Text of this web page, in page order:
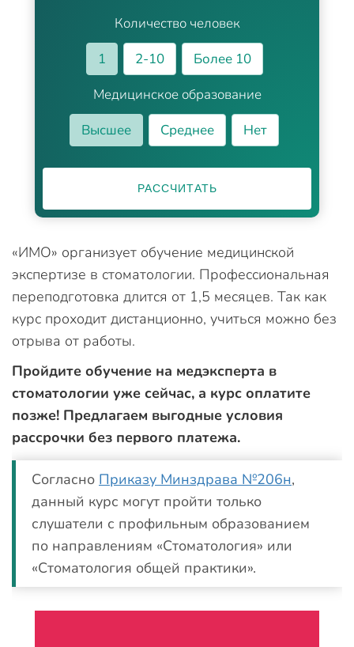
Количество человек
1
2-10
Более 10
Медицинское образование
Высшее
Среднее Нет
РАССЧИТАТЬ
«ИМО» организует обучение медицинской
экспертизе в стоматологии. Профессиональная
переподготовка длится от 1,5 месяцев. Так как
курс проходит дистанционно, учиться можно без
отрыва от работы.
Пройдите обучение на медэксперта в
стоматологии уже сейчас, а курс оплатите
позже! Предлагаем выгодные условия
рассрочки без первого платежа.
Согласно Приказу Минздрава №206н,
данный курс могут пройти только
слушатели с профильным образованием
по направлениям «Стоматология» или
«Стоматология общей практики».